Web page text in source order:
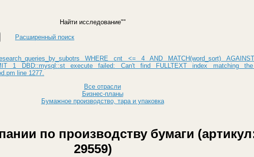
Найти исследование
Расширенный поиск
WHERE cnt <= 4 AND MATCH(word_sort)
1 DBD::mysql::st execute failed: Can't find FULLTEXT index matching
line 1277.
Все отрасли
Бизнес-планы
Бумажное производство, тара и упаковка
по производству бумаги
29559)